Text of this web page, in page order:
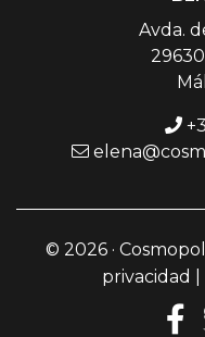
Avda.
© 2026 ·
privacidad